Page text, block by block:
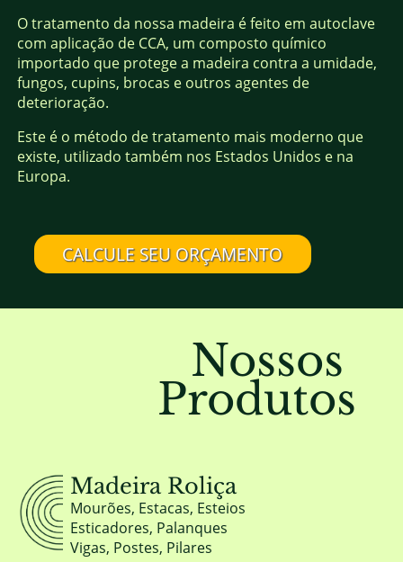
O tratamento da nossa madeira é feito em autoclave
com aplicação de CCA, um composto químico
importado que protege a madeira contra a umidade,
fungos, cupins, brocas e outros agentes de
deterioração.
Este é o método de tratamento mais moderno que
existe, utilizado também nos Estados Unidos e na
Europa.
CALCULE SEU ORÇAMENTO
Nossos
Produtos
Madeira Roliça
Mourões, Estacas, Esteios
Esticadores, Palanques
Vigas, Postes, Pilares